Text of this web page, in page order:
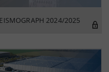
2024/2025